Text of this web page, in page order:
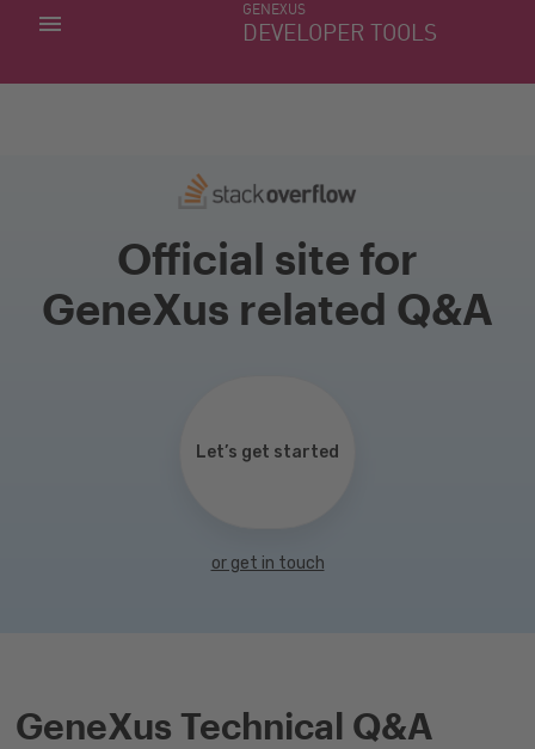
GENEXUS
DEVELOPER TOOLS
MINHAS APLICACÕES
Official site for
GeneXus related Q&A
Let’s get started
or get in touch
GeneXus Technical Q&A